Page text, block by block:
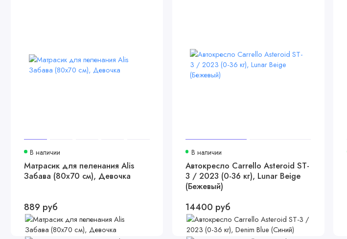
В наличии
Матрасик для пеленания Alis
Забава (80х70 см), Девочка
889 руб
В наличии
Автокресло Carrello Asteroid ST-
3 / 2023 (0-36 кг), Lunar Beige
(Бежевый)
14400 руб